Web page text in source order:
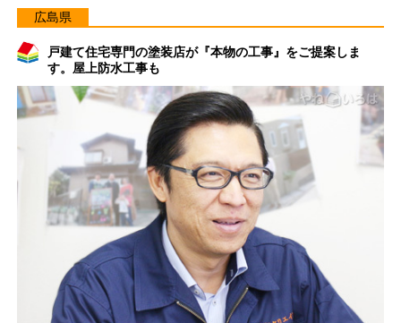
広島県
戸建て住宅専門の塗装店が『本物の工事』をご提案しま
す。屋上防水工事も